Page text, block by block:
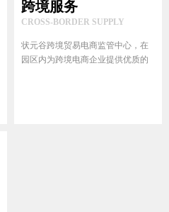
跨境服务
CROSS-BORDER SUPPLY
状元谷跨境贸易电商监管中心，在
园区内为跨境电商企业提供优质的